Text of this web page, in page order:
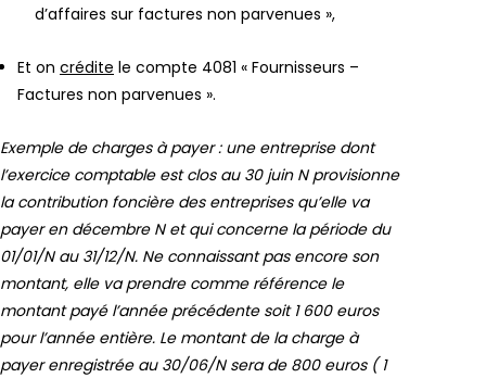
d’affaires sur factures non parvenues »,
Et on crédite le compte 4081 « Fournisseurs –
Factures non parvenues ».
Exemple de charges à payer : une entreprise dont
l’exercice comptable est clos au 30 juin N provisionne
la contribution foncière des entreprises qu’elle va
payer en décembre N et qui concerne la période du
01/01/N au 31/12/N. Ne connaissant pas encore son
montant, elle va prendre comme référence le
montant payé l’année précédente soit 1 600 euros
pour l’année entière. Le montant de la charge à
payer enregistrée au 30/06/N sera de 800 euros ( 1